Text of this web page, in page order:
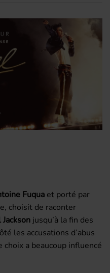
Fuqua et porté par
choisit de raconter
jusqu’à la fin des
les accusations d’abus
a beaucoup influencé